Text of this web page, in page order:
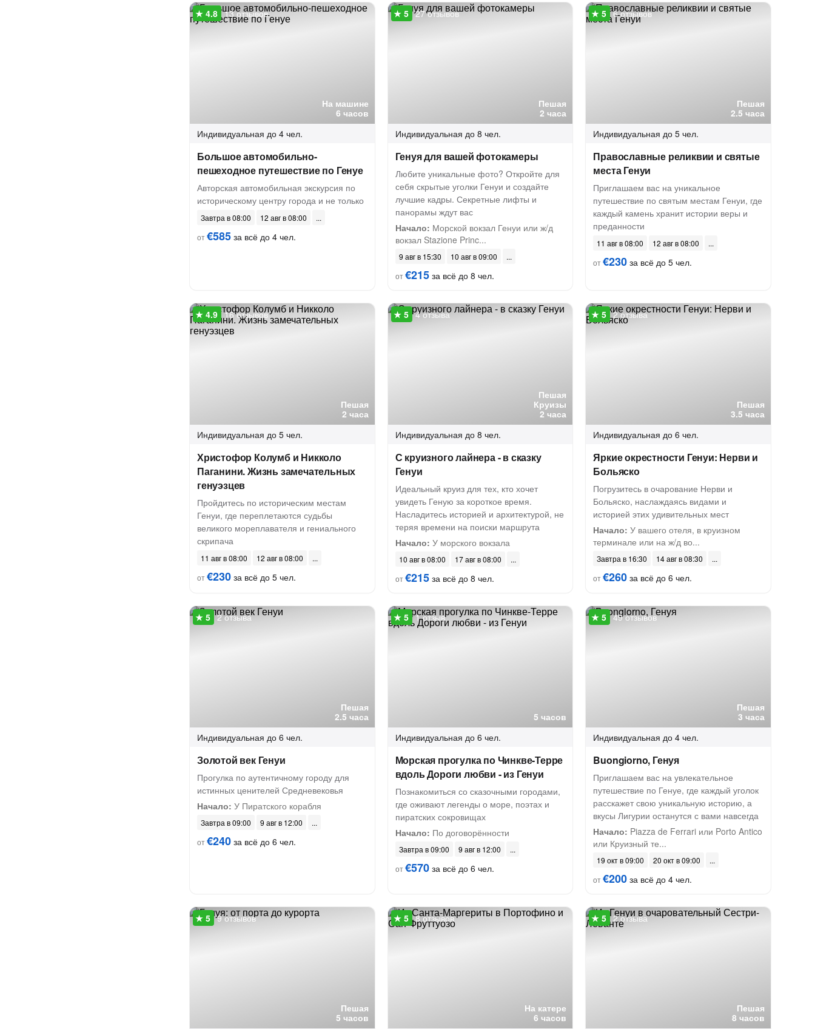
На машине
6 часов
13 отзывов
Индивидуальная до 4 чел.
Большое автомобильно-
пешеходное путешествие по Генуе
Авторская автомобильная экскурсия по
историческому центру города и не только
Завтра в 08:00
12 авг в 08:00
от€585 за всё до 4 чел.
Пешая
2 часа
27 отзывов
Индивидуальная до 8 чел.
Генуя для вашей фотокамеры
Любите уникальные фото? Откройте для
себя скрытые уголки Генуи и создайте
лучшие кадры. Секретные лифты и
панорамы ждут вас
Начало: Морской вокзал Генуи или ж/д
вокзал Stazione Princ...
9 авг в 15:30
10 авг в 09:00
от€215за всё до 8 чел.
Пешая
2.5 часа
6 отзывов
Индивидуальная до 5 чел.
Православные реликвии и святые
места Генуи
Приглашаем вас на уникальное
путешествие по святым местам Генуи, где
каждый камень хранит истории веры и
преданности
11 авг в 08:00
12 авг в 08:00
от€230 за всё до 5 чел.
Пешая
2 часа
16 отзывов
Индивидуальная до 5 чел.
Христофор Колумб и Никколо
Паганини. Жизнь замечательных
генуэзцев
Пройдитесь по историческим местам
Генуи, где переплетаются судьбы
великого мореплавателя и гениального
скрипача
11 авг в 08:00
12 авг в 08:00
от€230 за всё до 5 чел.
Пешая
Круизы
2 часа
4 отзыва
Индивидуальная до 8 чел.
С круизного лайнера - в сказку
Генуи
Идеальный круиз для тех, кто хочет
увидеть Геную за короткое время.
Насладитесь историей и архитектурой, не
теряя времени на поиски маршрута
Начало: У морского вокзала
10 авг в 08:00
17 авг в 08:00
от€215за всё до 8 чел.
Пешая
3.5 часа
2 отзыва
Индивидуальная до 6 чел.
Яркие окрестности Генуи: Нерви и
Больяско
Погрузитесь в очарование Нерви и
Больяско, наслаждаясь видами и
историей этих удивительных мест
Начало: У вашего отеля, в круизном
терминале или на ж/д во...
Завтра в 16:30
14 авг в 08:30
от€260 за всё до 6 чел.
Пешая
2.5 часа
2 отзыва
Индивидуальная до 6 чел.
Золотой век Генуи
Прогулка по аутентичному городу для
истинных ценителей Средневековья
Начало: У Пиратского корабля
Завтра в 09:00
9 авг в 12:00
от€240 за всё до 6 чел.
5 часов
1 отзыв
Индивидуальная до 6 чел.
Морская прогулка по Чинкве-Терре
вдоль Дороги любви - из Генуи
Познакомиться со сказочными городами,
где оживают легенды о море, поэтах и
пиратских сокровищах
Начало: По договорённости
Завтра в 09:00
9 авг в 12:00
от€570за всё до 6 чел.
Пешая
3 часа
49 отзывов
Индивидуальная до 4 чел.
Buongiorno, Генуя
Приглашаем вас на увлекательное
путешествие по Генуе, где каждый уголок
расскажет свою уникальную историю, а
вкусы Лигурии останутся с вами навсегда
Начало: Piazza de Ferrari или Porto Antico
или Круизный те...
19 окт в 09:00
20 окт в 09:00
от€200 за всё до 4 чел.
Пешая
5 часов
9 отзывов
На катере
6 часов
8 отзывов
Пешая
8 часов
2 отзыва